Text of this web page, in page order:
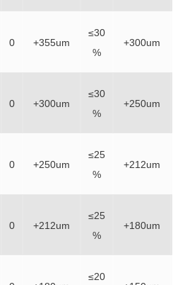
0 +355um
≤30
%
+300um
0 +300um
≤30
%
+250um
0 +250um
≤25
%
+212um
0 +212um
≤25
%
+180um
≤20